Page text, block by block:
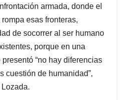
armada, donde el
esas fronteras,
de socorrer al ser humano
porque en una
“no hay diferencias
cuestión de humanidad”,